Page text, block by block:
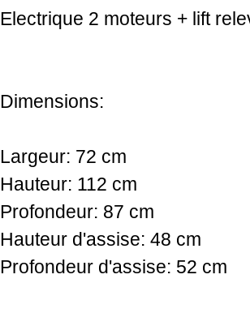
Electrique 2 moteurs + lift
Dimensions:
Largeur: 72 cm
Hauteur: 112 cm
Profondeur: 87 cm
Hauteur d'assise: 48 cm
Profondeur d'assise: 52 cm